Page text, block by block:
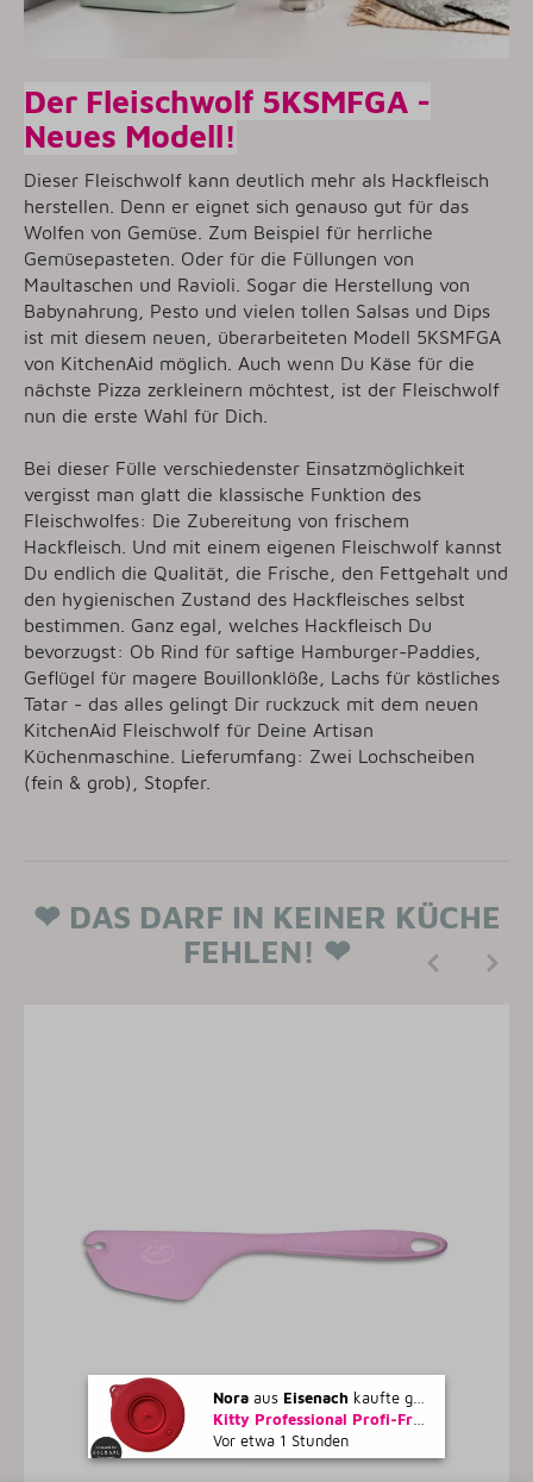
Der Fleischwolf 5KSMFGA -
Neues Modell!
Dieser Fleischwolf kann deutlich mehr als Hackfleisch
herstellen. Denn er eignet sich genauso gut für das
Wolfen von Gemüse. Zum Beispiel für herrliche
Gemüsepasteten. Oder für die Füllungen von
Maultaschen und Ravioli. Sogar die Herstellung von
Babynahrung, Pesto und vielen tollen Salsas und Dips
ist mit diesem neuen, überarbeiteten Modell 5KSMFGA
von KitchenAid möglich. Auch wenn Du Käse für die
nächste Pizza zerkleinern möchtest, ist der Fleischwolf
nun die erste Wahl für Dich.
Bei dieser Fülle verschiedenster Einsatzmöglichkeit
vergisst man glatt die klassische Funktion des
Fleischwolfes: Die Zubereitung von frischem
Hackfleisch. Und mit einem eigenen Fleischwolf kannst
Du endlich die Qualität, die Frische, den Fettgehalt und
den hygienischen Zustand des Hackfleisches selbst
bestimmen. Ganz egal, welches Hackfleisch Du
bevorzugst: Ob Rind für saftige Hamburger-Paddies,
Geflügel für magere Bouillonklöße, Lachs für köstliches
Tatar - das alles gelingt Dir ruckzuck mit dem neuen
KitchenAid Fleischwolf für Deine Artisan
Küchenmaschine. Lieferumfang: Zwei Lochscheiben
(fein & grob), Stopfer.
❤ DAS DARF IN KEINER KÜCHE
FEHLEN! ❤
Nora aus Eisenach kaufte gerade
Kitty Professional Profi-Frischhaltedeckel 'Überzieher' RUBINROT kompatibel mit KitchenAid 6,6 und 6,9 Liter Küchenmaschine
Vor etwa 1 Stunden